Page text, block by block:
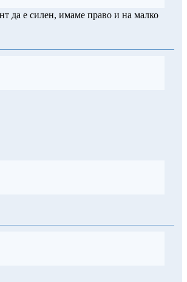
да е силен, имаме право и на малко